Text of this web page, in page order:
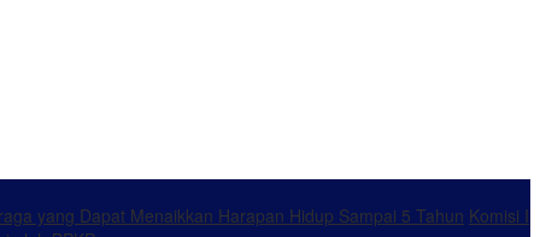
yang Dapat Menaikkan Harapan Hidup Sampai 5 Tahun Komisi I